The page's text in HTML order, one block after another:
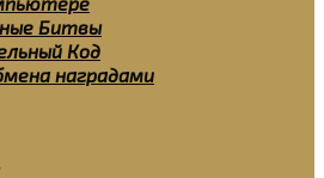
Битвы
Код
наградами